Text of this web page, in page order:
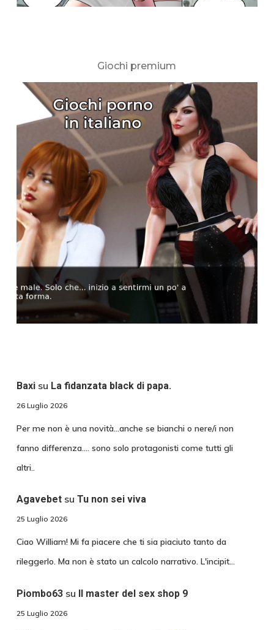
Giochi premium
Baxisu La fidanzata black di papa.
26 Luglio 2026
Per me non è una novità...anche se bianchi o nere/i non
fanno differenza.... sono solo protagonisti come tutti gli
altri..
Agavebetsu Tu non sei viva
25 Luglio 2026
Ciao William! Mi fa piacere che ti sia piaciuto tanto da
rileggerlo. Ma non è stato un calcolo narrativo. L'incipit…
Piombo63su Il master del sex shop 9
25 Luglio 2026